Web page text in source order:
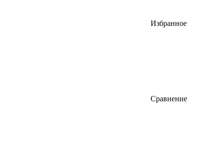
Избранное
Сравнение